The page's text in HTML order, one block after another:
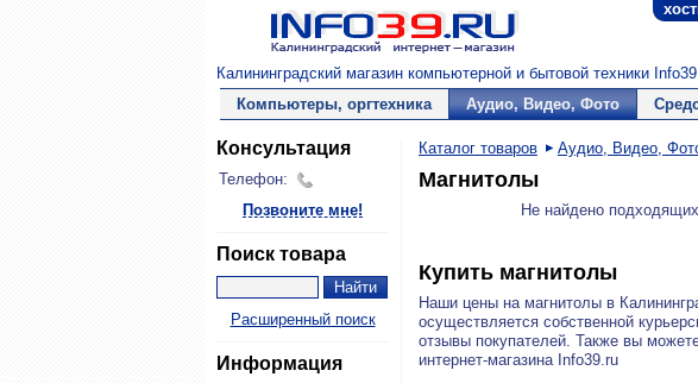
Калининградский магазин компьютерной и бытовой техники
Компьютеры, оргтехника
Аудио, Видео, Фото
Консультация
Телефон:
Позвоните мне!
Поиск товара
Расширенный поиск
Информация
Каталог товаров Аудио, Видео,
Магнитолы
Не найдено
Купить магнитолы
Наши цены на магнитолы в
осуществляется собственной
отзывы покупателей. Также вы
интернет-магазина Info39.ru